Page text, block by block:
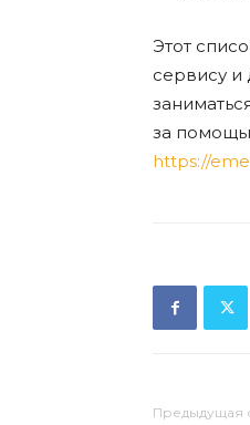
Этот
сервису и
за
https://
Предыдущая